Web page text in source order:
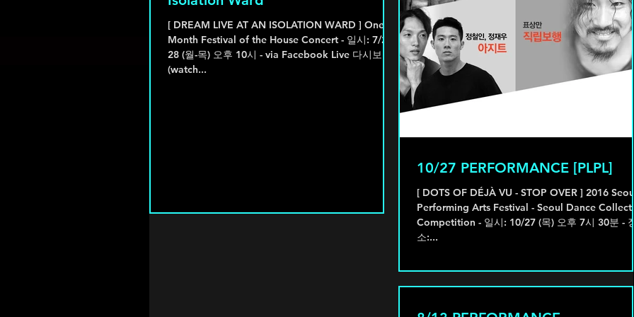
10/27 PERFORMANCE [PLPL]
[ DOTS OF DÉJÀ VU - STOP OVER ] 2016 Seoul
Performing Arts Festival - Seoul Dance
Competition - 일시: 10/27 (목) 오후 7시 30분 - 장
소:...
[ DREAM LIVE AT AN ISOLATION WARD ] One
Month Festival of the House Concert - 일시: 7/25-
28 (월-목) 오후 10시 - via Facebook Live 다시보기
(watch...